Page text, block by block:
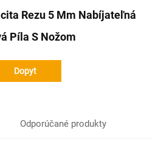
Rezu 5 Mm Nabíjateľná
Píla S Nožom
Dopyt
Odporúčané produkty